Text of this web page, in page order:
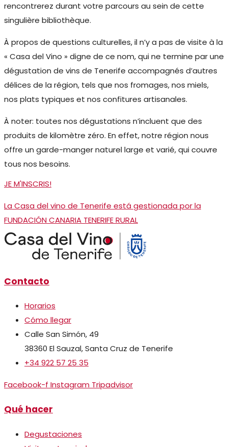
rencontrerez durant votre parcours au sein de cette
singulière bibliothèque.
À propos de questions culturelles, il n’y a pas de visite à la
« Casa del Vino » digne de ce nom, qui ne termine par une
dégustation de vins de Tenerife accompagnés d’autres
délices de la région, tels que nos fromages, nos miels,
nos plats typiques et nos confitures artisanales.
À noter: toutes nos dégustations n’incluent que des
produits de kilomètre zéro. En effet, notre région nous
offre un garde-manger naturel large et varié, qui couvre
tous nos besoins.
JE M'INSCRIS!
La Casa del vino de Tenerife está gestionada por la
FUNDACIÓN CANARIA TENERIFE RURAL
Contacto
Horarios
Cómo llegar
Calle San Simón, 49
38360 El Sauzal, Santa Cruz de Tenerife
+34 922 57 25 35
Facebook-f Instagram Tripadvisor
Qué hacer
Degustaciones